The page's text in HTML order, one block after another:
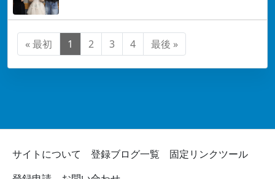
« 最初 1 2 3 4 最後 »
サイトについて 登録ブログ一覧
固定リンクツール